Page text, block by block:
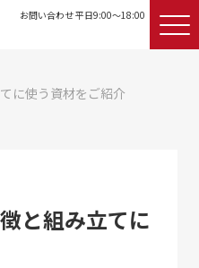
お問い合わせ 平日9:00〜18:00
に使う資材をご紹介
と組み立てに